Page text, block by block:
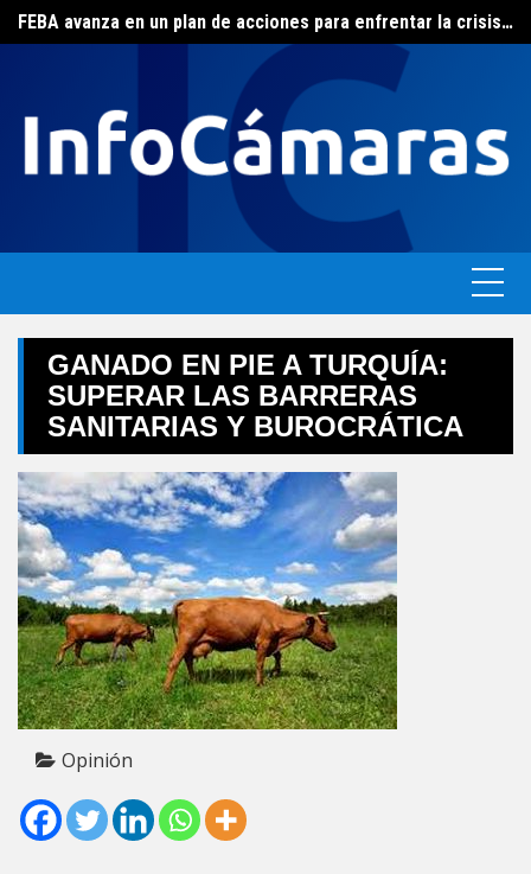
Skip
toEl ERAS continúa con el beneficio de la tarifa social del agua
GANADO EN PIE A TURQUÍA:
SUPERAR LAS BARRERAS
SANITARIAS Y BUROCRÁTICA
Opinión